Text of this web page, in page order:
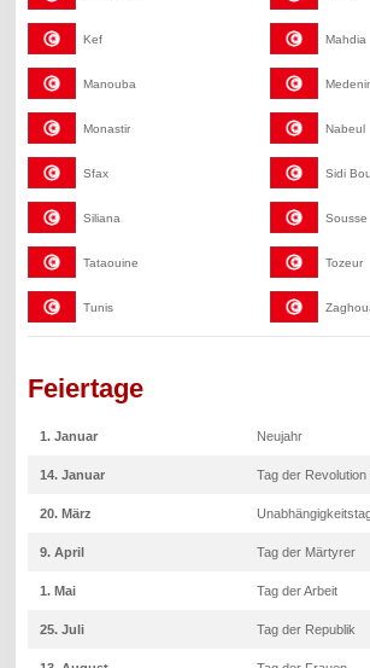
Kef Mahdia
Manouba
Monastir Nabeul
Sfax Sidi
Siliana Sousse
Tataouine Tozeur
Tunis
Feiertage
1. Januar Neujahr
14. Januar Tag der
20. März
9. April Tag der Märtyrer
1. Mai Tag der Arbeit
25. Juli Tag der Republik